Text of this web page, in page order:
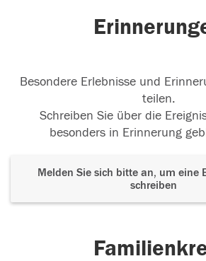
Besondere Erlebnisse und
teilen.
Schreiben Sie über die
besonders in Erinnerung
Melden Sie sich bitte an, um eine
schreiben